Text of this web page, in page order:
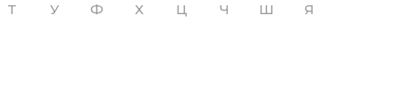
Т У Ф Х Ц Ч Ш Я